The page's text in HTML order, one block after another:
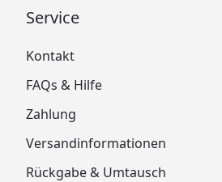
Service
Kontakt
FAQs & Hilfe
Zahlung
Versandinformationen
Rückgabe & Umtausch